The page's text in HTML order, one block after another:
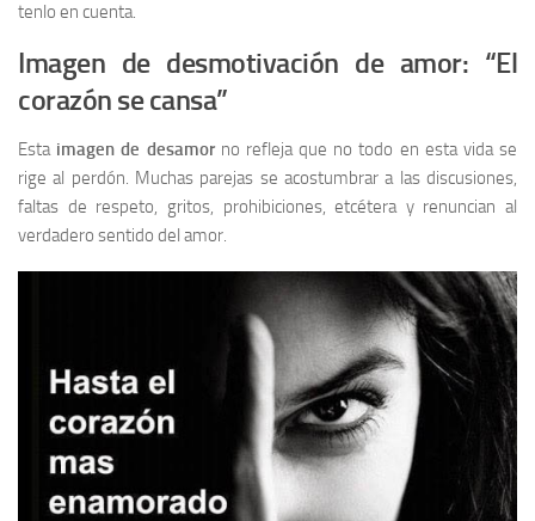
tenlo en cuenta.
Imagen de desmotivación de amor: “El
corazón se cansa”
Esta imagen de desamorno refleja que no todo en esta vida se
rige al perdón. Muchas parejas se acostumbrar a las discusiones,
faltas de respeto, gritos, prohibiciones, etcétera y renuncian al
verdadero sentido del amor.